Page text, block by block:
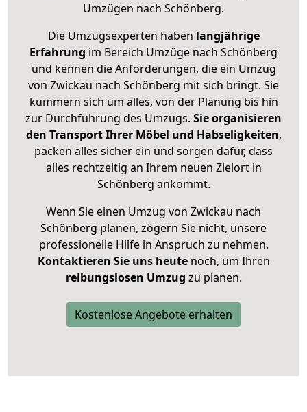
Umzügen nach Schönberg.
Die Umzugsexperten haben langjährige
Erfahrung im Bereich Umzüge nach Schönberg
und kennen die Anforderungen, die ein Umzug
von Zwickau nach Schönberg mit sich bringt. Sie
kümmern sich um alles, von der Planung bis hin
zur Durchführung des Umzugs. Sie organisieren
den Transport Ihrer Möbel und Habseligkeiten,
packen alles sicher ein und sorgen dafür, dass
alles rechtzeitig an Ihrem neuen Zielort in
Schönberg ankommt.
Wenn Sie einen Umzug von Zwickau nach
Schönberg planen, zögern Sie nicht, unsere
professionelle Hilfe in Anspruch zu nehmen.
Kontaktieren Sie uns heutenoch, um Ihren
reibungslosen Umzug zu planen.
Kostenlose Angebote erhalten